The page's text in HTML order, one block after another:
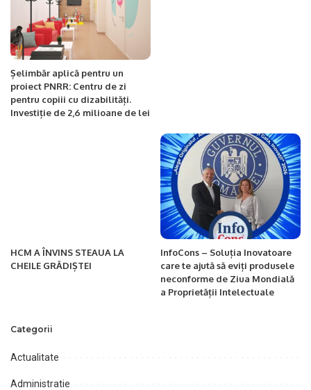
Șelimbăr aplică pentru un
proiect PNRR: Centru de zi
pentru copiii cu dizabilități.
Investiție de 2,6 milioane de lei
HCM A ÎNVINS STEAUA LA
CHEILE GRĂDIȘTEI
InfoCons – Soluția Inovatoare
care te ajută să eviți produsele
neconforme de Ziua Mondială
a Proprietății Intelectuale
Categorii
Actualitate
Administratie